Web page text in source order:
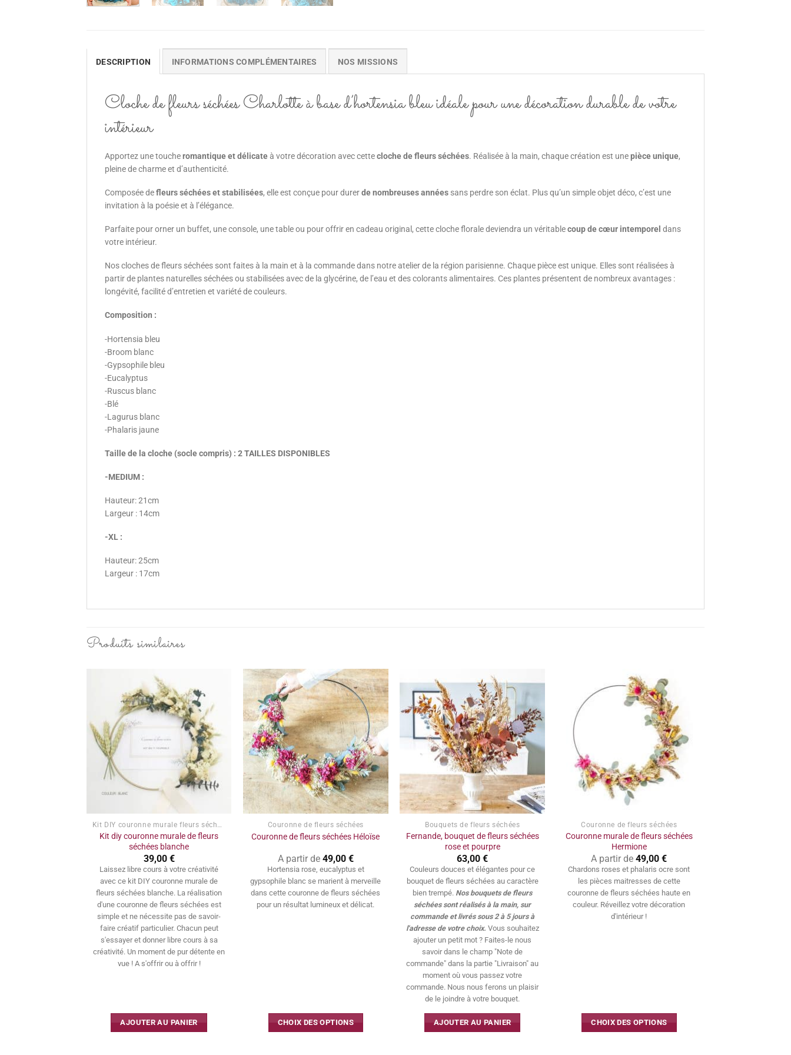
DESCRIPTION INFORMATIONS COMPLÉMENTAIRES NOS MISSIONS
Cloche de fleurs séchées Charlotte à base d’hortensia bleu idéale pour une décoration durable de votre
intérieur
Apportez une toucheromantique et délicateà votre décoration avec cettecloche de fleurs séchées. Réalisée à la main, chaque création est unepièce unique,
pleine de charme et d’authenticité.
Composée defleurs séchées et stabilisées, elle est conçue pour durerde nombreuses années sans perdre son éclat. Plus qu’un simple objet déco, c’est une
invitation à la poésie et à l’élégance.
Parfaite pour orner un buffet, une console, une table ou pour offrir en cadeau original, cette cloche florale deviendra un véritablecoup de cœur intemporel dans
votre intérieur.
Nos cloches de fleurs séchées sont faites à la main et à la commande dans notre atelier de la région parisienne. Chaque pièce est unique. Elles sont réalisées à
partir de plantes naturelles séchées ou stabilisées avec de la glycérine, de l’eau et des colorants alimentaires. Ces plantes présentent de nombreux avantages :
longévité, facilité d’entretien et variété de couleurs.
Composition :
-Hortensia bleu
-Broom blanc
-Gypsophile bleu
-Eucalyptus
-Ruscus blanc
-Blé
-Lagurus blanc
-Phalaris jaune
Taille de la cloche (socle compris) : 2 TAILLES DISPONIBLES
-MEDIUM :
Hauteur: 21cm
Largeur : 14cm
-XL :
Hauteur: 25cm
Largeur : 17cm
Produits similaires
Ajouter
à la
wishlist
Kit DIY couronne murale fleurs séchées
Kit diy couronne murale de fleurs
séchées blanche
39,00 €
Laissez libre cours à votre créativité
avec ce kit DIY couronne murale de
fleurs séchées blanche. La réalisation
d'une couronne de fleurs séchées est
simple et ne nécessite pas de savoir-
faire créatif particulier. Chacun peut
s'essayer et donner libre cours à sa
créativité. Un moment de pur détente en
vue ! A s'offrir ou à offrir !
AJOUTER AU PANIER
Ajouter
à la
wishlist
Couronne de fleurs séchées
Couronne de fleurs séchées Héloïse
A partir de 49,00 €
Hortensia rose, eucalyptus et
gypsophile blanc se marient à merveille
dans cette couronne de fleurs séchées
pour un résultat lumineux et délicat.
CHOIX DES OPTIONS
Ajouter
à la
wishlist
Bouquets de fleurs séchées
Fernande, bouquet de fleurs séchées
rose et pourpre
63,00€
Couleurs douces et élégantes pour ce
bouquet de fleurs séchées au caractère
bien trempé. Nos bouquets de fleurs
séchées sont réalisés à la main, sur
commande et livrés sous 2 à 5 jours à
l'adresse de votre choix. Vous souhaitez
ajouter un petit mot ? Faites-le nous
savoir dans le champ "Note de
commande" dans la partie "Livraison" au
moment où vous passez votre
commande. Nous nous ferons un plaisir
de le joindre à votre bouquet.
AJOUTER AU PANIER
Ajouter
à la
wishlist
Couronne de fleurs séchées
Couronne murale de fleurs séchées
Hermione
A partir de49,00€
Chardons roses et phalaris ocre sont
les pièces maitresses de cette
couronne de fleurs séchées haute en
couleur. Réveillez votre décoration
d'intérieur !
CHOIX DES OPTIONS